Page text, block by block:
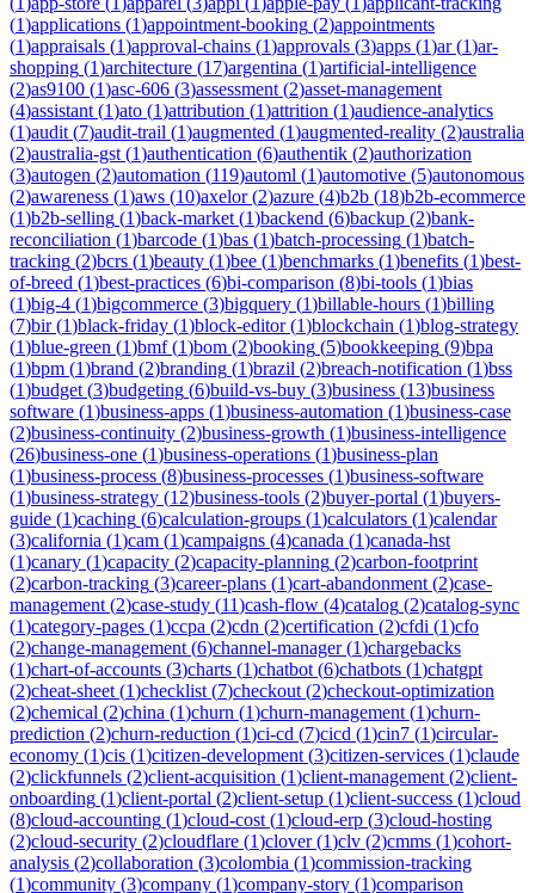
(1)applications (1)appointment-booking (2)appointments
(1)appraisals (1)approval-chains (1)approvals (3)apps (1)ar(1)ar-
shopping (1)architecture (17)argentina (1)artificial-intelligence
(2)as9100 (1)asc-606 (3)assessment (2)asset-management
(4)assistant (1)ato (1)attribution (1)attrition (1)audience-analytics
(1)audit (7)audit-trail (1)augmented (1)augmented-reality (2)australia
(2)australia-gst (1)authentication (6)authentik (2)authorization
(3)autogen (2)automation (119)automl (1)automotive (5)autonomous
(2)awareness (1)aws (10)axelor(2)azure (4)b2b (18)b2b-ecommerce
(1)b2b-selling (1)back-market (1)backend (6)backup (2)bank-
reconciliation (1)barcode (1)bas (1)batch-processing (1)batch-
tracking (2)bcrs (1)beauty (1)bee (1)benchmarks (1)benefits (1)best-
of-breed (1)best-practices (6)bi-comparison (8)bi-tools (1)bias
(1)big-4 (1)bigcommerce (3)bigquery (1)billable-hours (1)billing
(7)bir(1)black-friday (1)block-editor(1)blockchain (1)blog-strategy
(1)blue-green (1)bmf(1)bom (2)booking (5)bookkeeping (9)bpa
(1)bpm (1)brand (2)branding (1)brazil (2)breach-notification (1)bss
(1)budget (3)budgeting (6)build-vs-buy (3)business (13)business
software (1)business-apps (1)business-automation (1)business-case
(2)business-continuity (2)business-growth (1)business-intelligence
(26)business-one (1)business-operations (1)business-plan
(1)business-process (8)business-processes (1)business-software
(1)business-strategy (12)business-tools (2)buyer-portal (1)buyers-
guide (1)caching (6)calculation-groups (1)calculators (1)calendar
(3)california (1)cam (1)campaigns (4)canada (1)canada-hst
(1)canary (1)capacity (2)capacity-planning (2)carbon-footprint
(2)carbon-tracking (3)career-plans (1)cart-abandonment (2)case-
management (2)case-study (11)cash-flow (4)catalog (2)catalog-sync
(1)category-pages (1)ccpa (2)cdn (2)certification (2)cfdi (1)cfo
(2)change-management (6)channel-manager(1)chargebacks
(1)chart-of-accounts (3)charts (1)chatbot (6)chatbots (1)chatgpt
(2)cheat-sheet (1)checklist (7)checkout (2)checkout-optimization
(2)chemical (2)china (1)churn (1)churn-management (1)churn-
prediction (2)churn-reduction (1)ci-cd (7)cicd (1)cin7 (1)circular-
economy (1)cis (1)citizen-development (3)citizen-services (1)claude
(2)clickfunnels (2)client-acquisition (1)client-management (2)client-
onboarding (1)client-portal (2)client-setup (1)client-success (1)cloud
(8)cloud-accounting (1)cloud-cost (1)cloud-erp (3)cloud-hosting
(2)cloud-security (2)cloudflare (1)clover(1)clv (2)cmms (1)cohort-
analysis (2)collaboration (3)colombia (1)commission-tracking
(1)community (3)company (1)company-story (1)comparison